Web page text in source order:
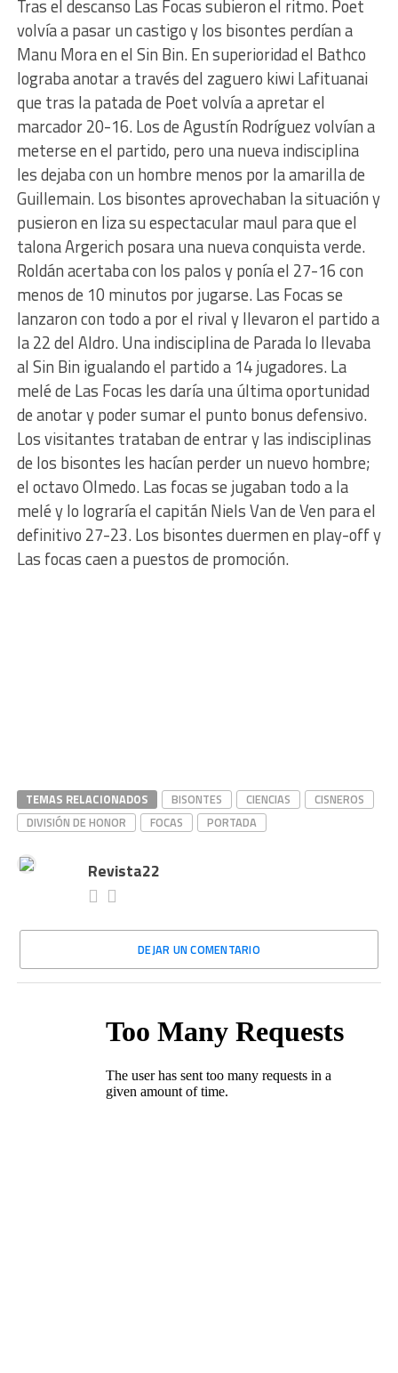
Tras el descanso Las Focas subieron el ritmo. Poet
volvía a pasar un castigo y los bisontes perdían a
Manu Mora en el Sin Bin. En superioridad el Bathco
lograba anotar a través del zaguero kiwi Lafituanai
que tras la patada de Poet volvía a apretar el
marcador 20-16. Los de Agustín Rodríguez volvían a
meterse en el partido, pero una nueva indisciplina
les dejaba con un hombre menos por la amarilla de
Guillemain. Los bisontes aprovechaban la situación y
pusieron en liza su espectacular maul para que el
talona Argerich posara una nueva conquista verde.
Roldán acertaba con los palos y ponía el 27-16 con
menos de 10 minutos por jugarse. Las Focas se
lanzaron con todo a por el rival y llevaron el partido a
la 22 del Aldro. Una indisciplina de Parada lo llevaba
al Sin Bin igualando el partido a 14 jugadores. La
melé de Las Focas les daría una última oportunidad
de anotar y poder sumar el punto bonus defensivo.
Los visitantes trataban de entrar y las indisciplinas
de los bisontes les hacían perder un nuevo hombre;
el octavo Olmedo. Las focas se jugaban todo a la
melé y lo lograría el capitán Niels Van de Ven para el
definitivo 27-23. Los bisontes duermen en play-off y
Las focas caen a puestos de promoción.
TEMAS RELACIONADOS BISONTES CIENCIAS
CISNEROS
DIVISIÓN DE HONOR
FOCAS PORTADA
Revista22
DEJAR UN COMENTARIO